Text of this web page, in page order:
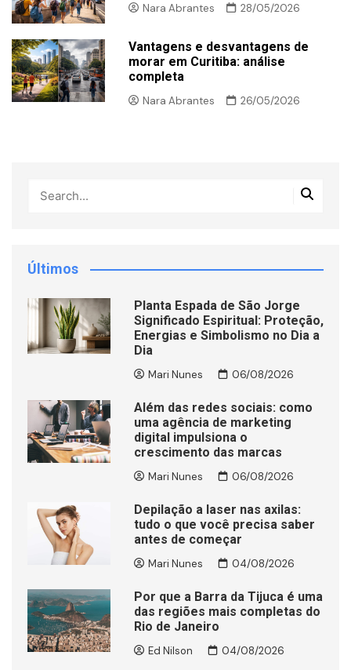
Nara Abrantes 28/05/2026
Vantagens e desvantagens de
morar em Curitiba: análise
completa
Nara Abrantes 26/05/2026
Últimos
Planta Espada de São Jorge
Significado Espiritual: Proteção,
Energias e Simbolismo no Dia a
Dia
Mari Nunes 06/08/2026
Além das redes sociais: como
uma agência de marketing
digital impulsiona o
crescimento das marcas
Mari Nunes 06/08/2026
Depilação a laser nas axilas:
tudo o que você precisa saber
antes de começar
Mari Nunes 04/08/2026
Por que a Barra da Tijuca é uma
das regiões mais completas do
Rio de Janeiro
Ed Nilson 04/08/2026